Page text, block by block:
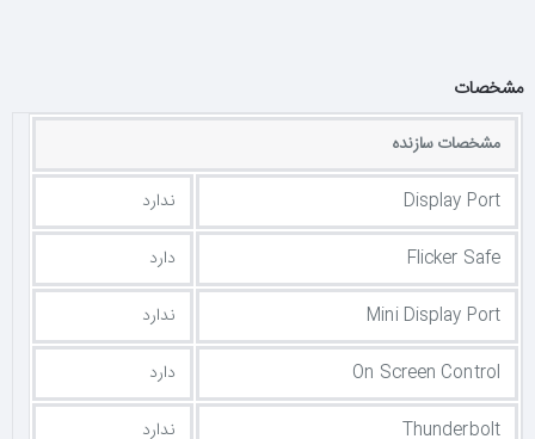
مشخصات
مشخصات سازنده
Display Port
ندارد
Flicker Safe
دارد
Mini Display Port
ندارد
On Screen Control
دارد
Thunderbolt
ندارد